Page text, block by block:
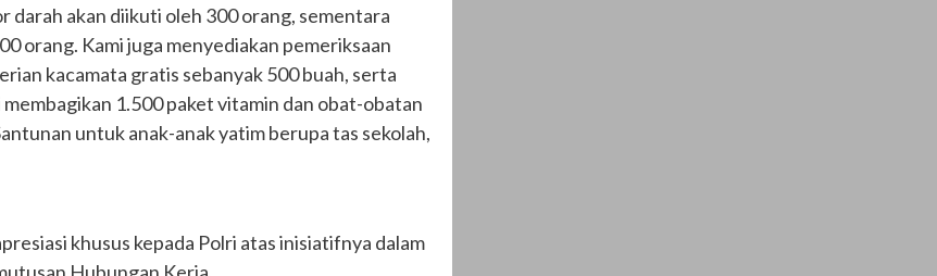
darah akan diikuti oleh 300 orang, sementara
orang. Kami juga menyediakan pemeriksaan
kacamata gratis sebanyak 500 buah, serta
1.500 paket vitamin dan obat-obatan
untuk anak-anak yatim berupa tas sekolah,
khusus kepada Polri atas inisiatifnya dalam